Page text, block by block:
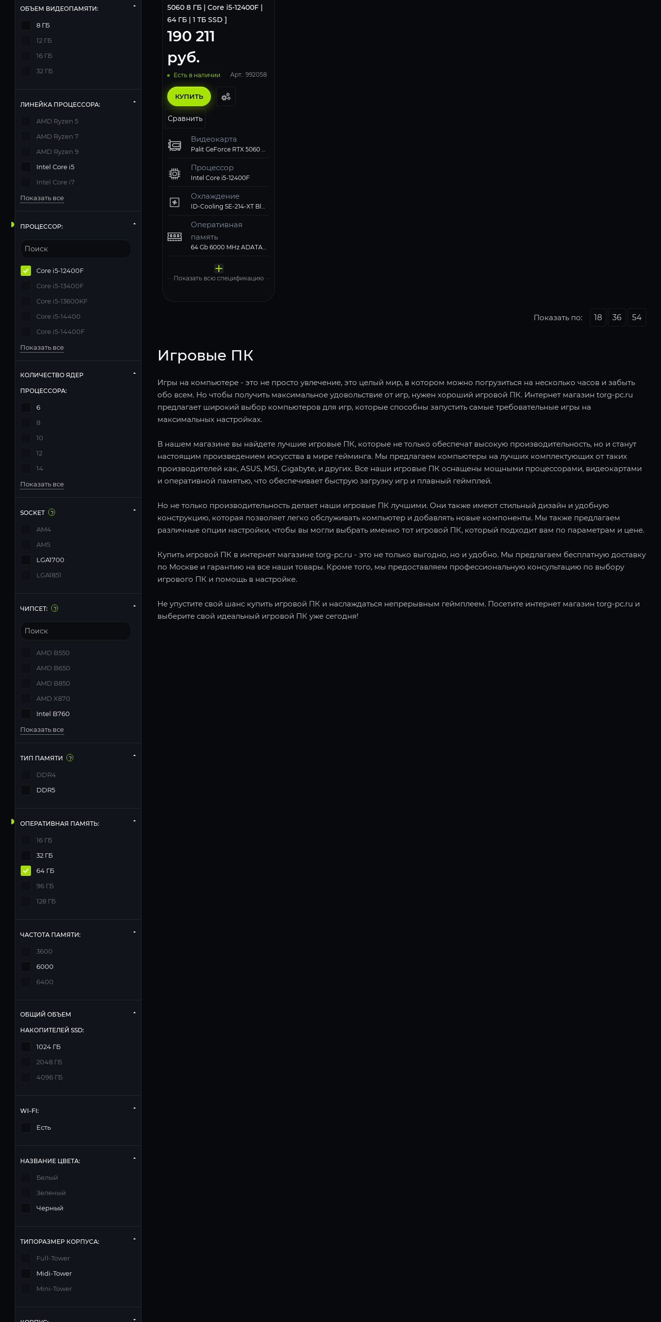
5060 8 ГБ | Core i5-12400F |
64 ГБ | 1 ТБ SSD ]
190 211
руб.
Есть в наличии Арт.: 992058
КУПИТЬ
Сравнить
Видеокарта
Palit GeForce RTX 5060 Dual
Процессор
Intel Core i5-12400F
Охлаждение
ID-Cooling SE-214-XT Black
Оперативная
память
64 Gb 6000 MHz ADATA XPG Lancer Blade
Твердотельный
Deepcool 700W PF700
Компьютерный
Операционная
Windows 11 Pro, Free Trial
Показать всю спецификацию
Показать по: 18 36 54
Игровые ПК
Игры на компьютере - это не просто увлечение, это целый мир, в котором можно погрузиться на несколько часов и забыть
обо всем. Но чтобы получить максимальное удовольствие от игр, нужен хороший игровой ПК. Интернет магазин torg-pc.ru
предлагает широкий выбор компьютеров для игр, которые способны запустить самые требовательные игры на
максимальных настройках.
В нашем магазине вы найдете лучшие игровые ПК, которые не только обеспечат высокую производительность, но и станут
настоящим произведением искусства в мире гейминга. Мы предлагаем компьютеры на лучших комплектующих от таких
производителей как, ASUS, MSI, Gigabyte, и других. Все наши игровые ПК оснащены мощными процессорами, видеокартами
и оперативной памятью, что обеспечивает быструю загрузку игр и плавный геймплей.
Но не только производительность делает наши игровые ПК лучшими. Они также имеют стильный дизайн и удобную
конструкцию, которая позволяет легко обслуживать компьютер и добавлять новые компоненты. Мы также предлагаем
различные опции настройки, чтобы вы могли выбрать именно тот игровой ПК, который подходит вам по параметрам и цене.
Купить игровой ПК в интернет магазине torg-pc.ru - это не только выгодно, но и удобно. Мы предлагаем бесплатную доставку
по Москве и гарантию на все наши товары. Кроме того, мы предоставляем профессиональную консультацию по выбору
игрового ПК и помощь в настройке.
Не упустите свой шанс купить игровой ПК и наслаждаться непрерывным геймплеем. Посетите интернет магазин torg-pc.ru и
выберите свой идеальный игровой ПК уже сегодня!
ОБЪЕМ ВИДЕОПАМЯТИ:
8 ГБ
12 ГБ
16 ГБ
32 ГБ
ЛИНЕЙКА ПРОЦЕССОРА:
AMD Ryzen 5
AMD Ryzen 7
AMD Ryzen 9
Intel Core i5
Intel Core i7
Показать все
ПРОЦЕССОР:
Core i5-12400F
Core i5-13400F
Core i5-13600KF
Core i5-14400
Core i5-14400F
Показать все
КОЛИЧЕСТВО ЯДЕР
ПРОЦЕССОРА:
6
8
10
12
14
Показать все
SOCKET ?
AM4
AM5
LGA1700
LGA1851
ЧИПСЕТ: ?
AMD B550
AMD B650
AMD B850
AMD X870
Intel B760
Показать все
ТИП ПАМЯТИ ?
DDR4
DDR5
ОПЕРАТИВНАЯ ПАМЯТЬ:
16 ГБ
32 ГБ
64 ГБ
96 ГБ
128 ГБ
ЧАСТОТА ПАМЯТИ:
3600
6000
6400
ОБЩИЙ ОБЪЕМ
НАКОПИТЕЛЕЙ SSD:
1024 ГБ
2048 ГБ
4096 ГБ
WI-FI:
Есть
НАЗВАНИЕ ЦВЕТА:
Белый
Зеленый
Черный
ТИПОРАЗМЕР КОРПУСА:
Full-Tower
Midi-Tower
Mini-Tower